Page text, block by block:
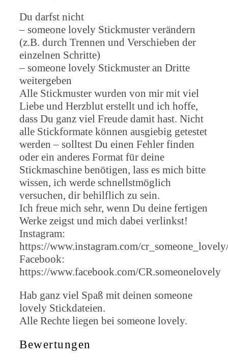
Du darfst nicht
– someone lovely Stickmuster verändern
(z.B. durch Trennen und Verschieben der
einzelnen Schritte)
– someone lovely Stickmuster an Dritte
weitergeben
Alle Stickmuster wurden von mir mit viel
Liebe und Herzblut erstellt und ich hoffe,
dass Du ganz viel Freude damit hast. Nicht
alle Stickformate können ausgiebig getestet
werden – solltest Du einen Fehler finden
oder ein anderes Format für deine
Stickmaschine benötigen, lass es mich bitte
wissen, ich werde schnellstmöglich
versuchen, dir behilflich zu sein.
Ich freue mich sehr, wenn Du deine fertigen
Werke zeigst und mich dabei verlinkst!
Instagram:
https://www.instagram.com/
Facebook:
https://www.facebook.com/CR.someonelovely
Hab ganz viel Spaß mit deinen someone
lovely Stickdateien.
Alle Rechte liegen bei someone lovely.
Bewertungen